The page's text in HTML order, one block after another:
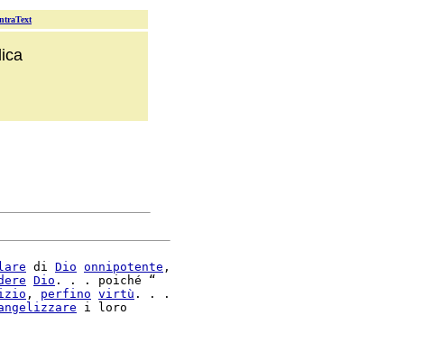
di Dio onnipotente ,
Dio . . . poiché “
, perfino virtù . . .